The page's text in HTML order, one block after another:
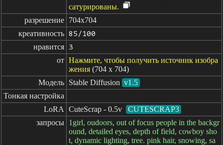
сатурированы.
разрешение 704x704
креативность 85/100
нравится 3
от Нажмите, чтобы получить источник изобра
жения (704 x 704)
Модель Stable Diffusion v1.5
Тонкая настройка
LoRA
CuteScrap - 0.5v
CUTESCRAP3
запросы 1girl, oudoors, out of focus people in the backgr
ound, detailed eyes, depth of field, cowboy sho
t, dynamic lighting, tree. pink hair, snowing, sa